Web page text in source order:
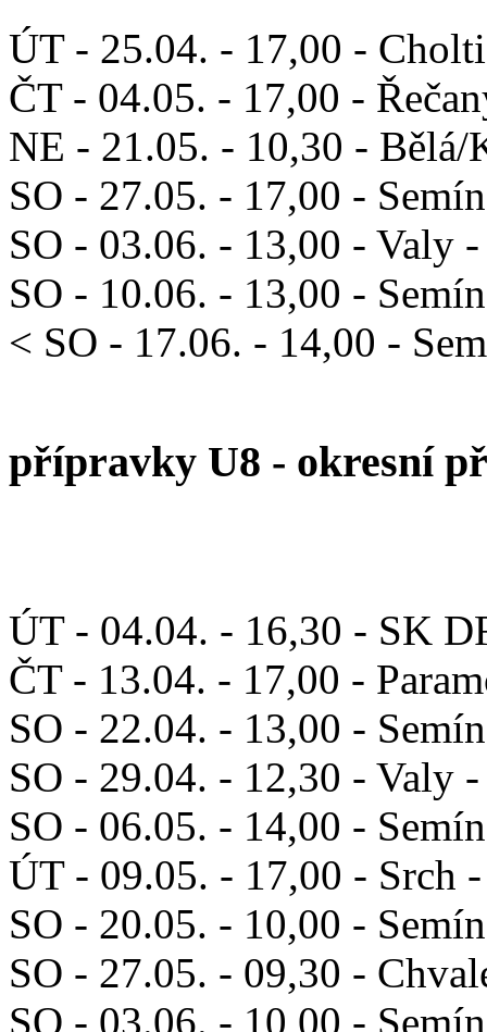
ÚT - 25.04. - 17,00 -
ČT - 04.05. - 17,00 -
NE - 21.05. - 10,30 - Bělá/
SO - 27.05. - 17,00 -
SO - 03.06. - 13,00 - Valy
SO - 10.06. - 13,00 -
< SO - 17.06. - 14,00 -
přípravky U8 - okresní
ÚT - 04.04. - 16,30 - SK
ČT - 13.04. - 17,00 -
SO - 22.04. - 13,00 -
SO - 29.04. - 12,30 - Valy
SO - 06.05. - 14,00 -
ÚT - 09.05. - 17,00 - Srch
SO - 20.05. - 10,00 -
SO - 27.05. - 09,30 -
SO - 03.06. - 10,00 -